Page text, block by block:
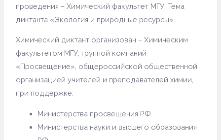
проведения – Химический факультет МГУ. Тема
диктанта «Экология и природные ресурсы».
Химический диктант организован – Химическим
факультетом МГУ, группой компаний
«Просвещение», общероссийской общественной
организацией учителей и преподавателей химии,
при поддержке:
Министерства просвещения РФ
Министерства науки и высшего образования